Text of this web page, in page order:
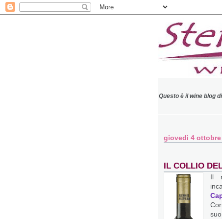
Questo è il wine blog
giovedì 4 ottobre
IL COLLIO
Il